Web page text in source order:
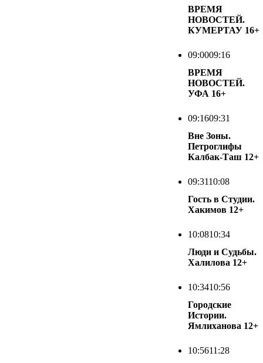
ВРЕМЯ
НОВОСТЕЙ.
КУМЕРТАУ 16+
09:0009:16
ВРЕМЯ
НОВОСТЕЙ.
УФА 16+
09:1609:31
Вне Зоны.
Петроглифы
Калбак-Таш 12+
09:3110:08
Гость в Студии.
Хакимов 12+
10:0810:34
Люди и Судьбы.
Халилова 12+
10:3410:56
Городские
Истории.
Ямлиханова 12+
10:5611:28